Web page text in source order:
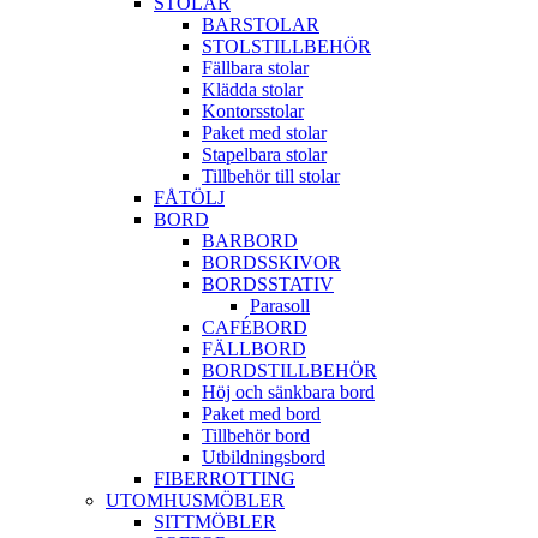
BARSTOLAR
STOLSTILLBEHÖR
Fällbara stolar
Klädda stolar
Kontorsstolar
Paket med stolar
Stapelbara stolar
Tillbehör till stolar
FÅTÖLJ
BORD
BARBORD
BORDSSKIVOR
BORDSSTATIV
Parasoll
CAFÉBORD
FÄLLBORD
BORDSTILLBEHÖR
Höj och sänkbara bord
Paket med bord
Tillbehör bord
Utbildningsbord
FIBERROTTING
UTOMHUSMÖBLER
SITTMÖBLER